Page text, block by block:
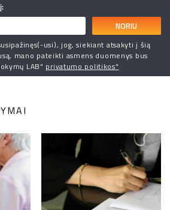
NORIU
usi), jog, siekiant atsakyti į šią
mano pateikti asmens duomenys bus
LAB" privatumo politikos"